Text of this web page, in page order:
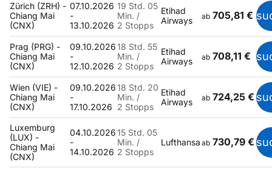
Zürich (ZRH) -
Chiang Mai
(CNX)
07.10.2026
-
13.10.2026
19 Std. 05
Min. /
2 Stopps
Etihad
Airways
ab 705,81 €
Prag (PRG) -
Chiang Mai
(CNX)
09.10.2026
-
12.10.2026
18 Std. 55
Min. /
2 Stopps
Etihad
Airways
ab 708,11 €
Wien (VIE) -
Chiang Mai
(CNX)
09.10.2026
-
17.10.2026
18 Std. 20
Min. /
2 Stopps
Etihad
Airways
ab 724,25 €
Luxemburg
(LUX) -
Chiang Mai
(CNX)
04.10.2026
-
14.10.2026
15 Std. 05
Min. /
2 Stopps
Lufthansa ab 730,79 €